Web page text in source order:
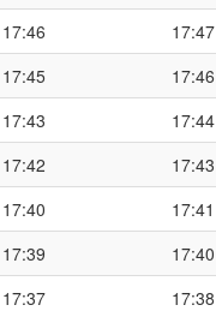
17:46 17:47
17:45 17:46
17:43 17:44
17:42 17:43
17:40 17:41
17:39 17:40
17:37 17:38